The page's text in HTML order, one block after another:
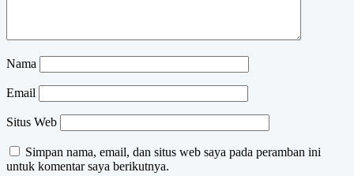
Nama
Email
Situs Web
Simpan nama, email, dan situs web saya pada peramban ini
untuk komentar saya berikutnya.